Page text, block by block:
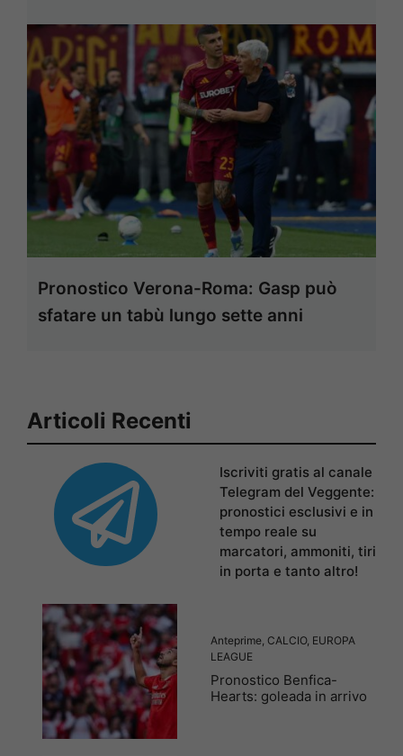
Pronostico Verona-Roma: Gasp può
sfatare un tabù lungo sette anni
Articoli Recenti
Iscriviti gratis al canale
Telegram del Veggente:
pronostici esclusivi e in
tempo reale su
marcatori, ammoniti, tiri
in porta e tanto altro!
Anteprime, CALCIO, EUROPA
LEAGUE
Pronostico Benfica-
Hearts: goleada in arrivo